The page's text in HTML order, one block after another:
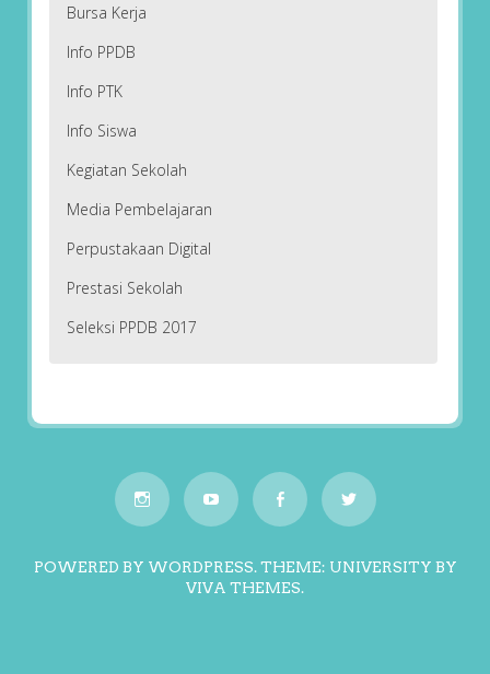
Bursa Kerja
Info PPDB
Info PTK
Info Siswa
Kegiatan Sekolah
Media Pembelajaran
Perpustakaan Digital
Prestasi Sekolah
Seleksi PPDB 2017
POWERED BY WORDPRESS.THEME: UNIVERSITY BY
VIVA THEMES.